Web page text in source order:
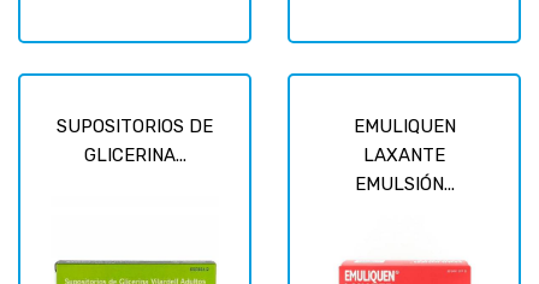
SUPOSITORIOS DE
GLICERINA...
EMULIQUEN
LAXANTE
EMULSIÓN...